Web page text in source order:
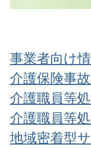
事業者向け
介護保険事
介護職員等
介護職員等
地域密着型